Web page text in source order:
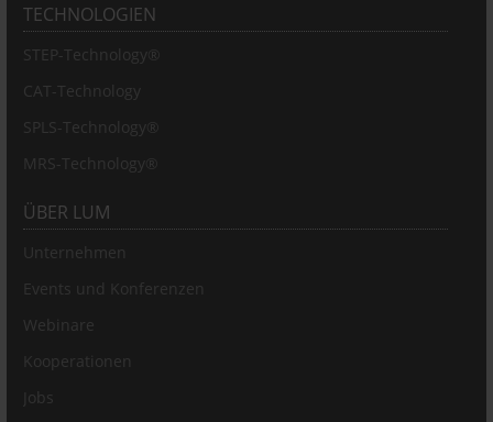
TECHNOLOGIEN
STEP-Technology®
CAT-Technology
SPLS-Technology®
MRS-Technology®
ÜBER LUM
Unternehmen
Events und Konferenzen
Webinare
Kooperationen
Jobs